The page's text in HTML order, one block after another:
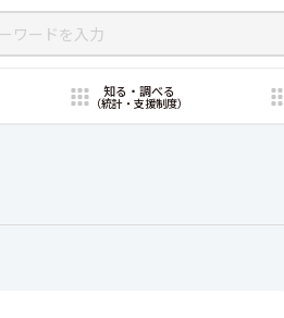
知る・調べる
（統計・支援制度）